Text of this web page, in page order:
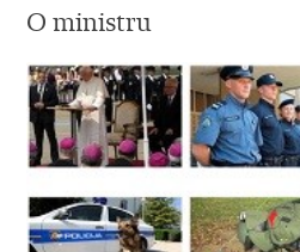
O ministru